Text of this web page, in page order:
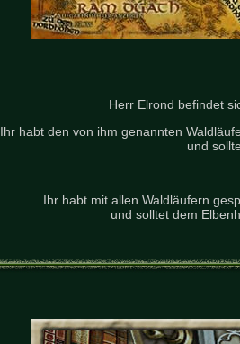
Herr Elrond befindet
Ihr habt den von ihm genannten
und
Ihr habt mit allen Waldläufern
und solltet dem